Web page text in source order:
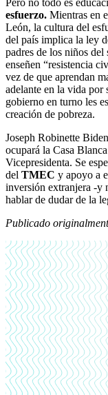
Pero no todo es
esfuerzo. Mientras en
León, la cultura del
del país implica la ley
padres de los niños
enseñen “resistencia
vez de que aprendan
adelante en la vida por
gobierno en turno les
creación de pobreza.
Joseph Robinette
ocupará la Casa
Vicepresidenta. Se
del TMEC y apoyo a
inversión extranjera -y
hablar de dudar de la
Publicado